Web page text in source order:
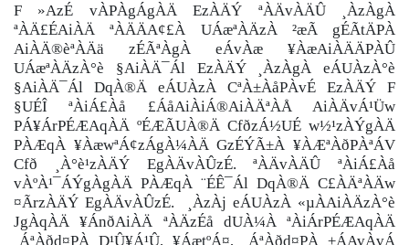
F »AzÉ vÀPÀgÁgÀÄ EzÀÄÝ ªÀÄvÀÄÛ ¸ÀzÀgÀ
ªÀÄ£ÉAiÀÄ ªÀÄÄA¢£À UÁæªÀÄzÀ ²æÃ gÉÃtÄPÀ
AiÀÄ®èªÀÄä zÉÃªÀgÀ eÁvÀæ ¥ÀæAiÀÄÄPÀÛ
UÁæªÀÄzÀ°è §AiÀÄ¯Ál EzÀÄÝ ¸ÀzÀgÀ eÁUÀzÀ°è
§AiÀÄ¯Ál DqÀ®Ä eÁUÀzÀ CªÀ±ÀåPÀvÉ EzÀÄÝ F
§UÉÎ ªÀiÁ£Àå £ÁåAiÀiÁ®AiÀÄªÀÅ AiÀÄvÁ¹Üw
PÁ¥ÁrPÉÆAqÀÄ ºÉÆÃUÀ®Ä CfðzÁ½UÉ w½¹zÀÝgÀÄ
PÀÆqÀ ¥ÀæwªÁ¢zÁgÀ¼ÀÄ GzÉÝÃ±À ¥ÀÆªÀðPÀªÁV
Cfð ¸À°è¹zÀÄÝ EgÀÄvÀÛzÉ. ªÀÄvÀÄÛ ªÀiÁ£Àå
vÀºÀ¹¯ÁÝgÀgÀÄ PÀÆqÀ ¨ÉÊ¯Ál DqÀ®Ä C£ÀÄªÀÄw
¤ÃrzÀÄÝ EgÀÄvÀÛzÉ. ¸ÀzÀj eÁUÀzÀ «µÀAiÀÄzÀ°è
JgÀqÀÄ ¥ÁnðAiÀÄ ªÀÄzÉå dUÀ¼À ªÀiÁrPÉÆAqÀÄ
¸ÁªÀðd¤PÀ D¹Û¥Á¹Û, ¥ÁætºÁ¤, ¸ÁªÀðd¤PÀ ±ÁAvÀvÁ